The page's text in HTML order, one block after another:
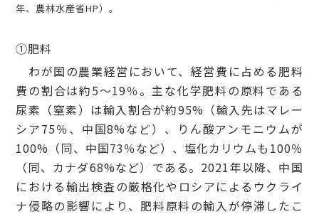
年、農林水産省HP）。
①肥料
わが国の農業経営において、経営費に占める肥料
費の割合は約5～19％。主な化学肥料の原料である
尿素（窒素）は輸入割合が約95%（輸入先はマレー
シア75％、中国8%など）、りん酸アンモニウムが
100%（同、中国73％など）、塩化カリウムも100％
（同、カナダ68%など）である。2021年以降、中国
における輸出検査の厳格化やロシアによるウクライ
ナ侵略の影響により、肥料原料の輸入が停滞したこ